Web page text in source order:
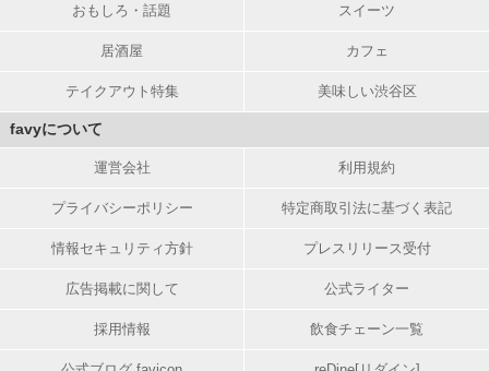
おもしろ・話題 スイーツ
居酒屋 カフェ
テイクアウト特集 美味しい渋谷区
favyについて
運営会社 利用規約
プライバシーポリシー 特定商取引法に基づく表記
情報セキュリティ方針 プレスリリース受付
広告掲載に関して 公式ライター
採用情報 飲食チェーン一覧